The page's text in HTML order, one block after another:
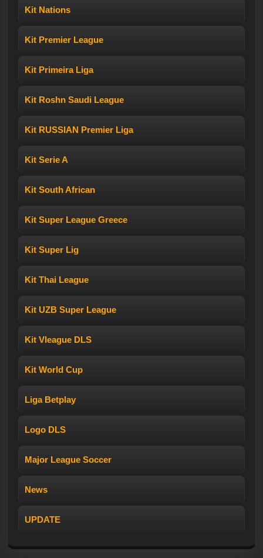
Kit Nations
Kit Premier League
Kit Primeira Liga
Kit Roshn Saudi League
Kit RUSSIAN Premier Liga
Kit Serie A
Kit South African
Kit Super League Greece
Kit Super Lig
Kit Thai League
Kit UZB Super League
Kit Vleague DLS
Kit World Cup
Liga Betplay
Logo DLS
Major League Soccer
News
UPDATE